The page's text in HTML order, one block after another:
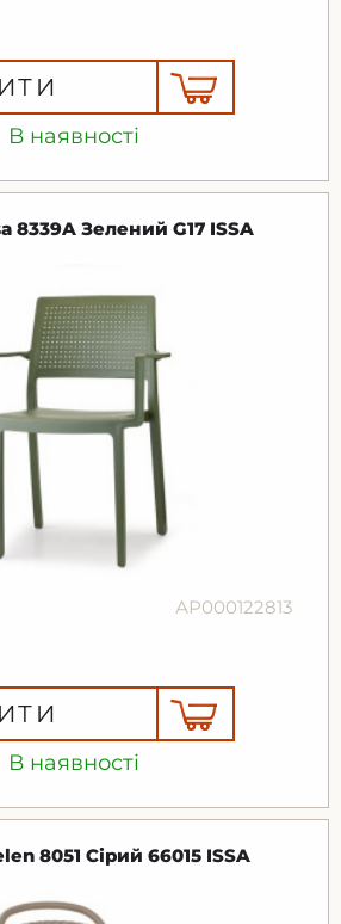
В наявності
В наявності
8339A Зелений G17 ISSA
АР000122813
8051 Сірий 66015 ISSA